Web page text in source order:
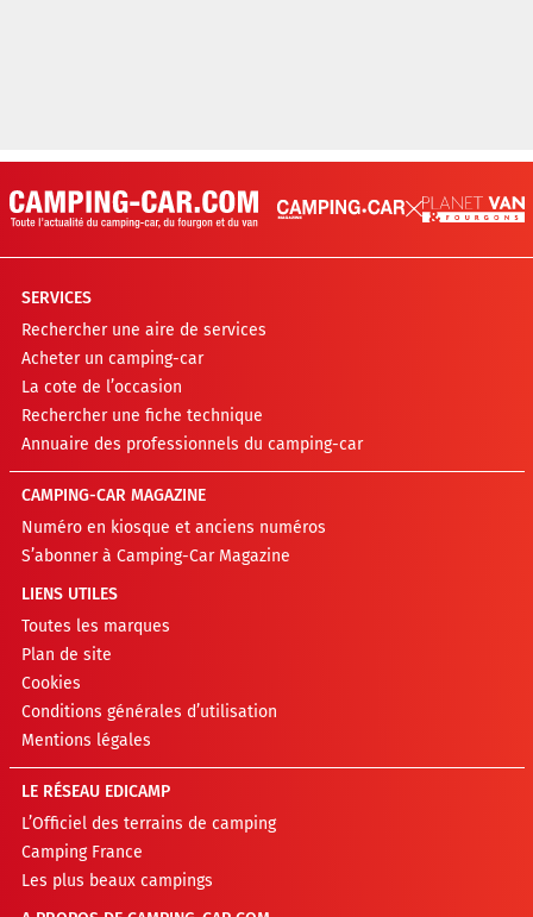
SERVICES
Rechercher une aire de services
Acheter un camping-car
La cote de l’occasion
Rechercher une fiche technique
Annuaire des professionnels du camping-car
CAMPING-CAR MAGAZINE
Numéro en kiosque et anciens numéros
S’abonner à Camping-Car Magazine
LIENS UTILES
Toutes les marques
Plan de site
Cookies
Conditions générales d’utilisation
Mentions légales
LE RÉSEAU EDICAMP
L’Officiel des terrains de camping
Camping France
Les plus beaux campings